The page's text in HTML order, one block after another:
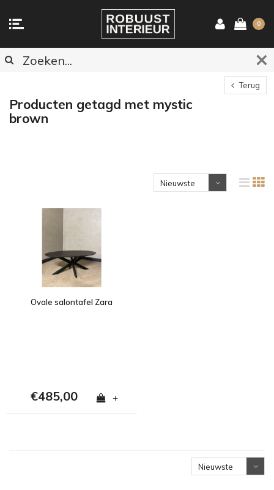
0
Terug
Producten getagd met mystic
brown
Nieuwste
Ovale salontafel Zara
€485,00 +
Nieuwste